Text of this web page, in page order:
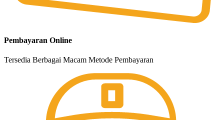
Pembayaran Online
Tersedia Berbagai Macam Metode Pembayaran